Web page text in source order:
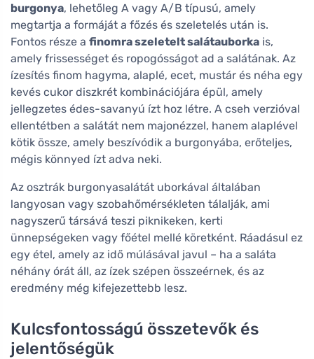
burgonya, lehetőleg A vagy A/B típusú, amely
megtartja a formáját a főzés és szeletelés után is.
Fontos része a finomra szeletelt salátauborka is,
amely frissességet és ropogósságot ad a salátának. Az
ízesítés finom hagyma, alaplé, ecet, mustár és néha egy
kevés cukor diszkrét kombinációjára épül, amely
jellegzetes édes-savanyú ízt hoz létre. A cseh verzióval
ellentétben a salátát nem majonézzel, hanem alaplével
kötik össze, amely beszívódik a burgonyába, erőteljes,
mégis könnyed ízt adva neki.
Az osztrák burgonyasalátát uborkával általában
langyosan vagy szobahőmérsékleten tálalják, ami
nagyszerű társává teszi piknikeken, kerti
ünnepségeken vagy főétel mellé köretként. Ráadásul ez
egy étel, amely az idő múlásával javul – ha a saláta
néhány órát áll, az ízek szépen összeérnek, és az
eredmény még kifejezettebb lesz.
Kulcsfontosságú összetevők és
jelentőségük